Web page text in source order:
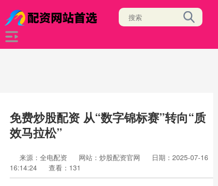
免费炒股配资 从“数字锦标赛”转向“质
效马拉松”
来源：全电配资 网站：炒股配资官网
日期：2025-07-16
16:14:24
查看：131